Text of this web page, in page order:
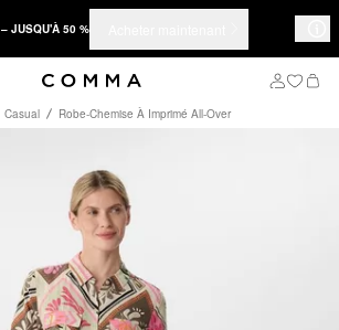
– JUSQU'À 50 %
Casual Robe-Chemise À Imprimé All-Over